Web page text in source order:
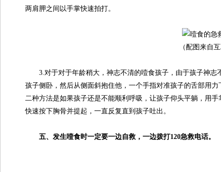
两肩胛之间以手掌快速拍打。
（配图来自
3.对于对于年龄稍大，神志不清的噎食孩子，由于孩子神志
孩子侧卧，然后从侧面斜抱住他，一个手指对准孩子的舌部用
二种方法是如果孩子还是不能顺利呼吸，让孩子仰头平躺，用
快速按下胸骨并提起，一直反复直到孩子吐出。
五、发生噎食时一定要一边自救，一边拨打120急救电话。